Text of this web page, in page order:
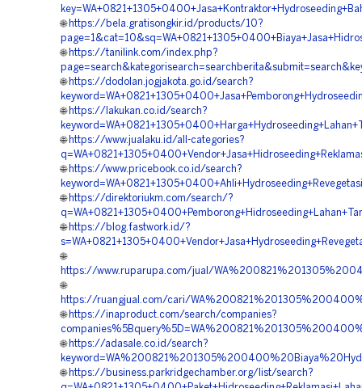
🌐 https://bela.gratisongkir.id/products/10?
🌐 https://tanilink.com/index.php?
🌐 https://dodolan.jogjakota.go.id/search?
🌐 https://lakukan.co.id/search?
🌐 https://www.jualaku.id/all-categories?
🌐 https://www.pricebook.co.id/search?
🌐 https://direktoriukm.com/search/?
🌐 https://blog.fastwork.id/?
🌐
https://www.ruparupa.com/jual/
🌐
https://ruangjual.com/cari/
🌐 https://inaproduct.com/search/companies?
🌐 https://adasale.co.id/search?
🌐 https://business.parkridgechamber.org/list/search?